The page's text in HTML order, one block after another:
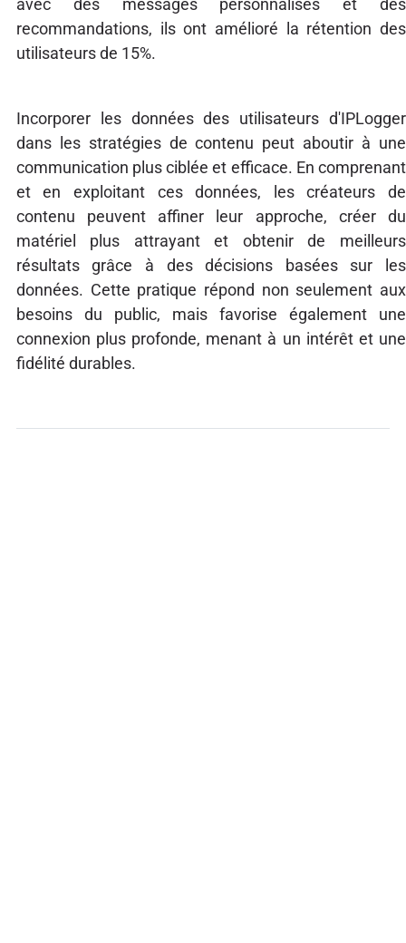
recommandations, ils ont amélioré la rétention des
utilisateurs de 15%.
Incorporer les données des utilisateurs d'IPLogger
dans les stratégies de contenu peut aboutir à une
communication plus ciblée et efficace. En comprenant
et en exploitant ces données, les créateurs de
contenu peuvent affiner leur approche, créer du
matériel plus attrayant et obtenir de meilleurs
résultats grâce à des décisions basées sur les
données. Cette pratique répond non seulement aux
besoins du public, mais favorise également une
connexion plus profonde, menant à un intérêt et une
fidélité durables.